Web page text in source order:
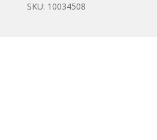
SKU: 10034508